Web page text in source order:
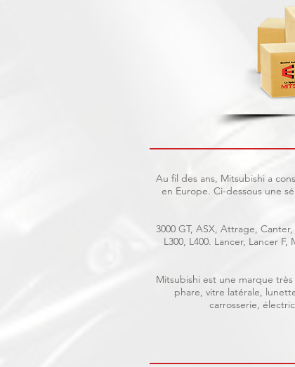
Au fil des ans, Mitsubishi a
en Europe. Ci-dessous une
3000 GT, ASX, Attrage,
L300, L400. Lancer, Lancer
Mitsubishi est une marque
phare, vitre latérale,
carrosserie,